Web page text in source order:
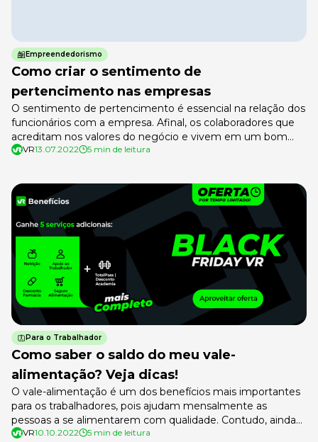
Empreendedorismo
Como criar o sentimento de
pertencimento nas empresas
O sentimento de pertencimento é essencial na relação dos
funcionários com a empresa. Afinal, os colaboradores que
acreditam nos valores do negócio e vivem em um bom
ambiente de trabalho têm mais motivação para executar a
VR13.07.2022 5 min de leitura
Para o Trabalhador
Como saber o saldo do meu vale-
alimentação? Veja dicas!
O vale-alimentação é um dos benefícios mais importantes
para os trabalhadores, pois ajudam mensalmente as
pessoas a se alimentarem com qualidade. Contudo, ainda
há certas dúvidas quanto ao uso do auxílio, a exemplo de
VR10.10.2022 5 min de leitura